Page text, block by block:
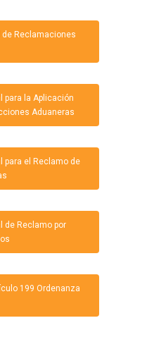
de Reclamaciones
para la Aplicación
Aduaneras
para el Reclamo de
de Reclamo por
199 Ordenanza